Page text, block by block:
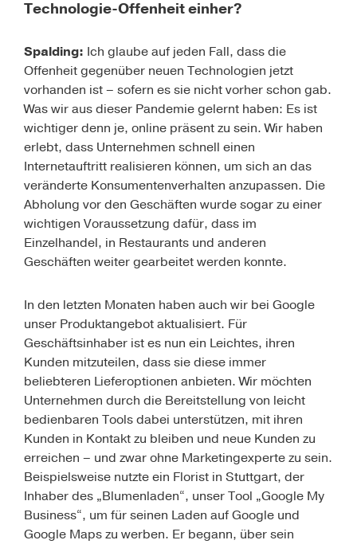
Technologie-Offenheit einher?
Spalding: Ich glaube auf jeden Fall, dass die
Offenheit gegenüber neuen Technologien jetzt
vorhanden ist – sofern es sie nicht vorher schon gab.
Was wir aus dieser Pandemie gelernt haben: Es ist
wichtiger denn je, online präsent zu sein. Wir haben
erlebt, dass Unternehmen schnell einen
Internetauftritt realisieren können, um sich an das
veränderte Konsumentenverhalten anzupassen. Die
Abholung vor den Geschäften wurde sogar zu einer
wichtigen Voraussetzung dafür, dass im
Einzelhandel, in Restaurants und anderen
Geschäften weiter gearbeitet werden konnte.
In den letzten Monaten haben auch wir bei Google
unser Produktangebot aktualisiert. Für
Geschäftsinhaber ist es nun ein Leichtes, ihren
Kunden mitzuteilen, dass sie diese immer
beliebteren Lieferoptionen anbieten. Wir möchten
Unternehmen durch die Bereitstellung von leicht
bedienbaren Tools dabei unterstützen, mit ihren
Kunden in Kontakt zu bleiben und neue Kunden zu
erreichen – und zwar ohne Marketingexperte zu sein.
Beispielsweise nutzteein Florist in Stuttgart, der
Inhaber des „Blumenladen“, unser Tool „Google My
Business“, um für seinen Laden auf Google und
Google Maps zu werben. Er begann, über sein